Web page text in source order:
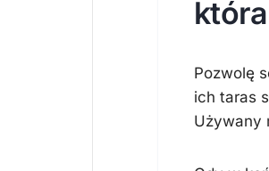
Pozwolę
ich taras
Używany